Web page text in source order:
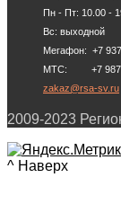
Пн - Пт: 10.00 -
Вс: выходной
Мегафон: +7
МТС: +7 987
zakaz@rsa-sv.ru
2009-2023
^ Наверх